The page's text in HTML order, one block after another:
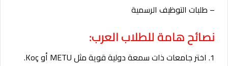
– طلبات التوظيف الرسمية
نصائح هامة للطلاب العرب:
1. اختر جامعات ذات سمعة دولية قوية مثل METU أو Koç.